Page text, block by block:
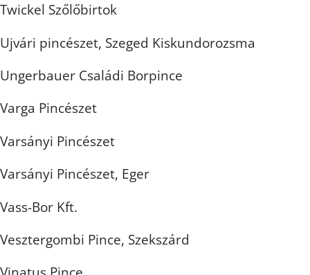
Twickel Szőlőbirtok
Ujvári pincészet, Szeged Kiskundorozsma
Ungerbauer Családi Borpince
Varga Pincészet
Varsányi Pincészet
Varsányi Pincészet, Eger
Vass-Bor Kft.
Vesztergombi Pince, Szekszárd